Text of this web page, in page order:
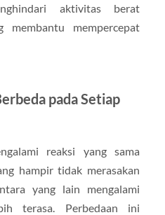
aktivitas berat
membantu mempercepat
pada Setiap
reaksi yang sama
hampir tidak merasakan
yang lain mengalami
terasa. Perbedaan ini